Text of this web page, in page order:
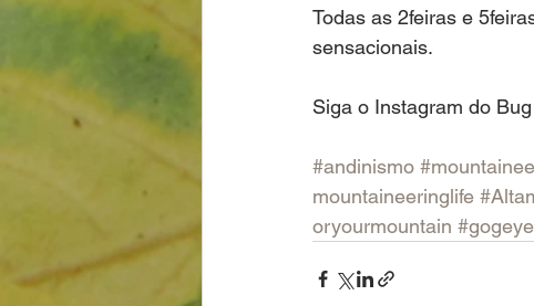
Todas as 2feiras e
sensacionais.
Siga o Instagram do
#andinismo
mountaineeringlife
oryourmountain